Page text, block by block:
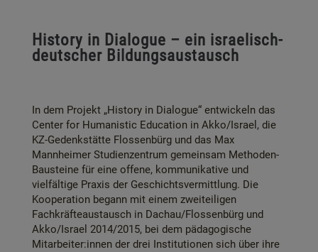
History in Dialogue – ein israelisch-
deutscher Bildungsaustausch
In dem Projekt „History in Dialogue“ entwickeln das
Center for Humanistic Education in Akko/Israel, die
KZ-Gedenkstätte Flossenbürg und das Max
Mannheimer Studienzentrum gemeinsam Methoden-
Bausteine für eine offene, kommunikative und
vielfältige Praxis der Geschichtsvermittlung. Die
Kooperation begann mit einem zweiteiligen
Fachkräfteaustausch in Dachau/Flossenbürg und
Akko/Israel 2014/2015, bei dem pädagogische
Mitarbeiter:innen der drei Institutionen sich über ihre